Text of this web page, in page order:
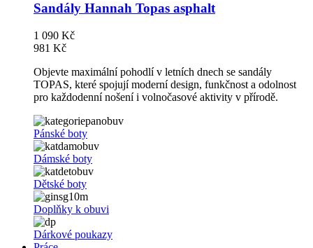
Sandály Hannah Topas asphalt
1 090 Kč
981 Kč
Objevte maximální pohodlí v letních dnech se sandály
TOPAS, které spojují moderní design, funkčnost a odolnost
pro každodenní nošení i volnočasové aktivity v přírodě.
Pánské boty
Dámské boty
Dětské boty
Doplňky k obuvi
Dárkové poukazy